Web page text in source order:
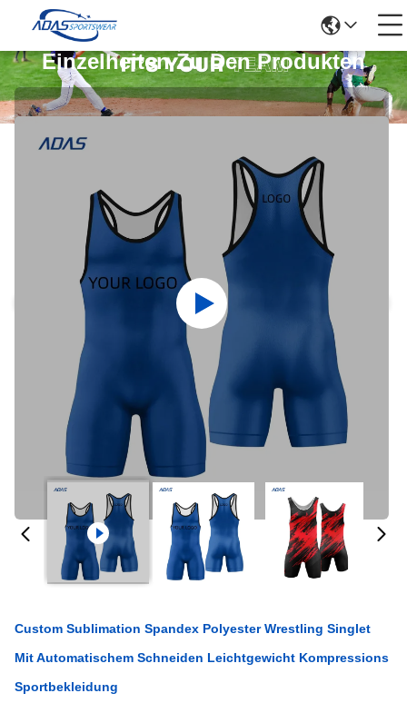
Einzelheiten Zu Den Produkten
Custom Sublimation Spandex Polyester Wrestling Singlet
Mit Automatischem Schneiden Leichtgewicht Kompressions
Sportbekleidung